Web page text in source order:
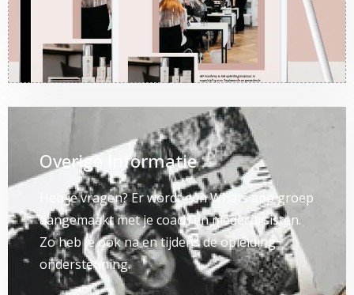
Overige Informatie
Heb je vragen? Er wordt een Whats app groep
aangemaakt met je coach en medecursisten.
Zo heb je ook na en tijdens de opleiding
ondersteuning.